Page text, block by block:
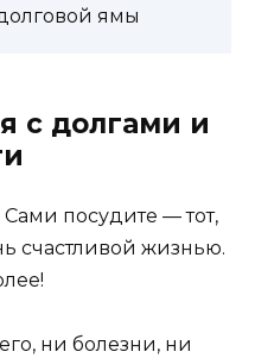
ямы
с долгами и
посудите — тот,
счастливой жизнью.
ни болезни, ни